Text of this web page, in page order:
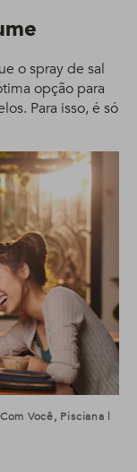
o spray de sal
opção para
Para isso, é só
Você, Pisciana |